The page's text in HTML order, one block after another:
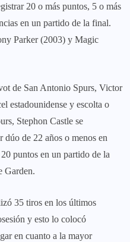
20 o más puntos, 5 o más
en un partido de la final.
Parker (2003) y Magic
de San Antonio Spurs, Victor
estadounidense y escolta o
Stephon Castle se
de 22 años o menos en
puntos en un partido de la
Garden.
35 tiros en los últimos
y esto lo colocó
en cuanto a la mayor